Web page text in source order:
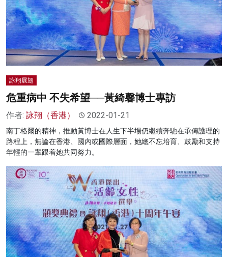
詠翔展翅
危重病中 不失希望──黃綺馨博士專訪
作者: 詠翔（香港） 2022-01-21
南丁格爾的精神，推動黃博士在人生下半場仍繼續奔馳在承傳護理的
路程上，無論在香港、國內或國際層面，她總不忘培育、鼓勵和支持
年輕的一輩跟着她共同努力。